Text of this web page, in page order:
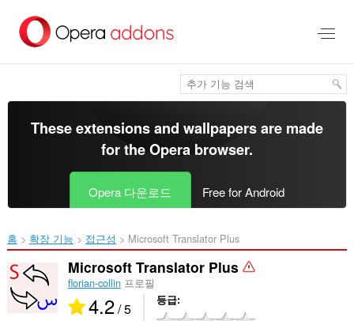
건
These extensions and wallpapers are made
for theOpera browser.
Opera 다운로드 Free for Android
홈 확장 기능 접근성 Microsoft Translator Plus‎
Microsoft Translator Plus
florian-collin프로필
4.2/ 5 등급